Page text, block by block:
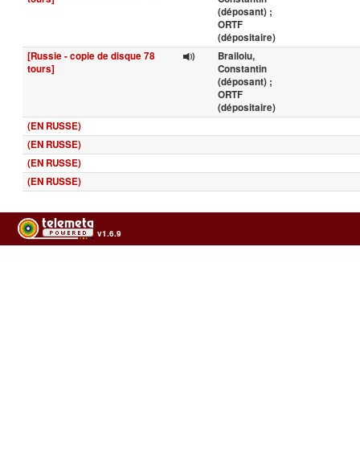
(déposant) ;
ORTF
(dépositaire)
[Russie - copie de disque 78
tours]
Brailoiu,
Constantin
(déposant) ;
ORTF
(dépositaire)
(EN RUSSE)
(EN RUSSE)
(EN RUSSE)
(EN RUSSE)
v1.6.9